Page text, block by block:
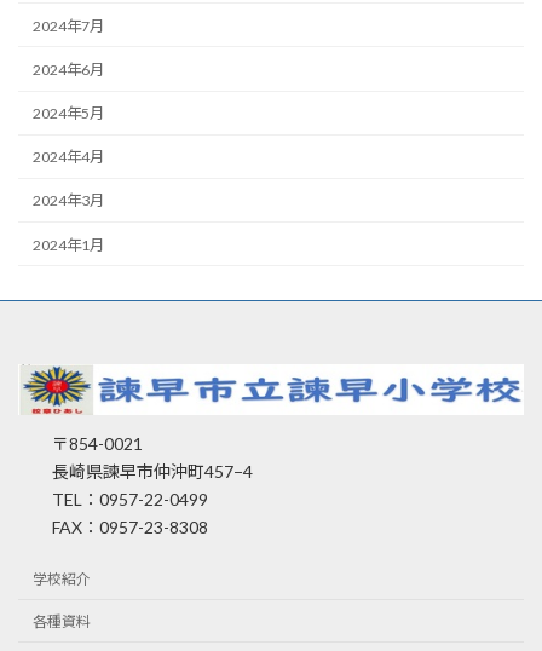
2024年7月
2024年6月
2024年5月
2024年4月
2024年3月
2024年1月
〒854-0021
長崎県諫早市仲沖町457−4
TEL：0957-22-0499
FAX：0957-23-8308
学校紹介
各種資料